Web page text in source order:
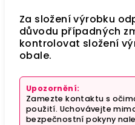
Za složení výrobku
důvodu případných
kontrolovat složení
obale.
Upozornění:
Zamezte kontaktu s
použití. Uchovávejte
bezpečnostní pokyny